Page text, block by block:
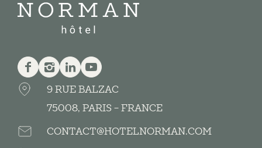
Facebook
InstagramLinkedinYoutube
9 RUE BALZAC
75008, PARIS - FRANCE
CONTACT@HOTELNORMAN.COM